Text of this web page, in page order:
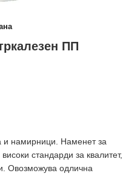
ПП
и намирници. Наменет за
стандарди за квалитет,
Овозможува одлична